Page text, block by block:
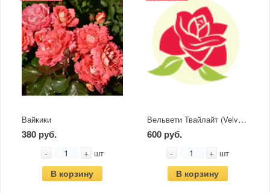
Вайкики
380 руб.
- + шт
В корзину
Вельвети Твайлайт (Velvety Twilight)
600 руб.
- + шт
В корзину